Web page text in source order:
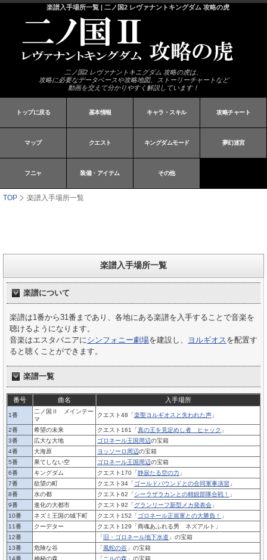
楽譜入手場所一覧 | 二ノ国2 レヴァナントキングダム 攻略の虎
二ノ国2 レヴァナントキニグダム 攻略の虎は、
攻略に必要なデータベースや攻略地図、ストーリーチャートなど
動画を交えて分かりやすく解説しています！
トップに戻る 基本情報 キャラ・スキル 攻略チャート
マップ クエスト キングダムモード 夢幻迷宮
フニャ 装備・アイテム その他
TOP 楽譜入手場所一覧
楽譜入手場所一覧
楽譜について
楽譜は1番から31番まであり、各地にある楽譜を入手することで音楽を
聴けるようになります。
音楽はエスタバニアにシンフォニー劇場を建設し、 ヨルギオスを配置す
ると聴くことができます。
楽譜一覧
番号 曲名 入手場所
1番
二ノ国Ⅱ メインテー
マ
クエスト48「楽聖ヨルギオスと失われた声 」
2番 希望の未来 クエスト161「真の王を見定めし者 ヒャック 」
3番
広大な大地 ゴロネール王国周辺の宝箱
4番
大海原 ヨッソーロ周辺の宝箱
5番
果てしない空 ゴロネール王国周辺の宝箱
6番
キングダム クエスト170「静寂たる空の力 」
7番
欲望の町 クエスト34「ゴールドパウンドとの合同軍事演習 」
8番
水の都 クエスト62「シーラザラカンとの精鋭部隊合戦！
」
9番
進化の大都市 クエスト92「グランリーフ新型メカ発表会 」
10番
ネズミ王国の城下町 クエスト152「ゴロネール正規軍との大勝負！
」
11番
クーデター
クエスト129「商魂あふれる男 ネズアルト」
12番
「 旧・ゴロネール地下水道 」の宝箱
13番
危険な谷 「風蛇の谷 」の宝箱
14番
神秘の森 「 ニルの森 」の宝箱